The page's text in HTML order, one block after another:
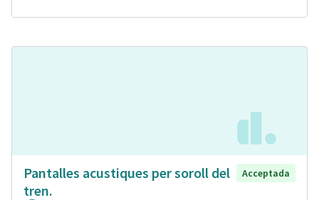
Pantalles acustiques per soroll del
tren.
Acceptada